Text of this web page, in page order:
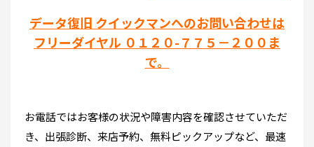
データ復旧 クイックマンへのお問い合わせは
フリーダイヤル ０１２０-７７５－２００ま
で。
お電話ではお客様の状況や障害内容を確認させていただ
き、出張診断、来店予約、無料ピックアップなど、最速